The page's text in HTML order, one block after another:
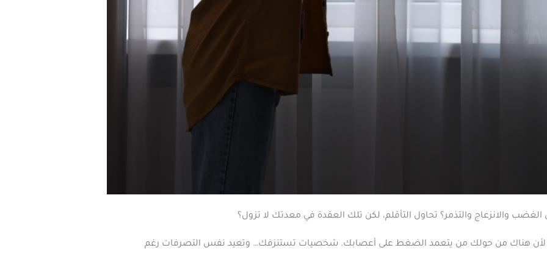
والانزعاج والتذمر؟ تحاول التأقلم، لكن تلك العقدة في معدتك لا تزول؟
لأن هناك من حولك من يتعمد الضغط على أعصابك. شخصيات تستنزفك… وتعيد نفس التصرفات رغم